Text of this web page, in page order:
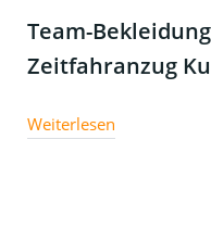
Team-
Zeitfahranzug
Weiterlesen